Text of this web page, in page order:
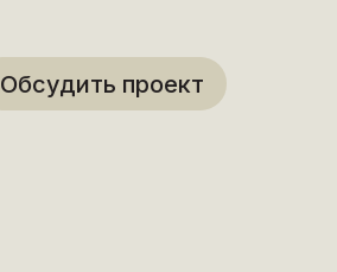
Обсудить проект